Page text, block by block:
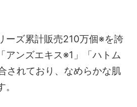
ーズ累計販売210万個※を誇
アンズエキス※1」「ハトム
されており、なめらかな肌